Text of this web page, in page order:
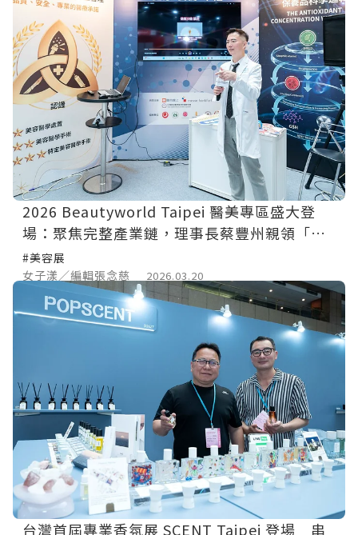
2026 Beautyworld Taipei 醫美專區盛大登
場：聚焦完整產業鏈，理事長蔡豐州親領「健
康沙龍」傳遞凍齡衛教
#美容展
女子漾／編輯張念慈
2026.03.20
台灣首屆專業香氛展 SCENT Taipei 登場 串